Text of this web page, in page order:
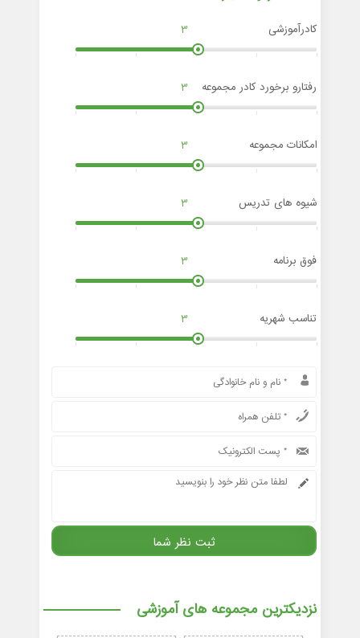
کادرآموزشی 3
رفتارو برخورد کادر مجموعه 3
امکانات مجموعه 3
شیوه های تدریس 3
فوق برنامه 3
تناسب شهریه 3
نزدیکترین مجموعه های آموزشی